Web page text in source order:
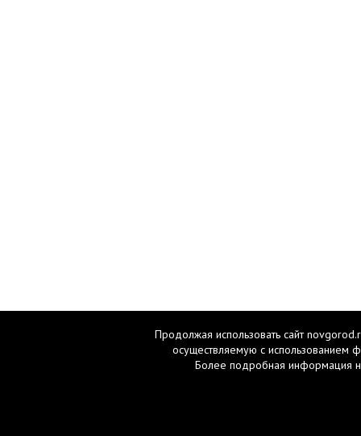
Продолжая использовать сайт
осуществляемую с использованием
Более подробная информация